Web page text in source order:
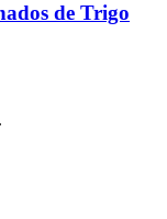
de Trigo